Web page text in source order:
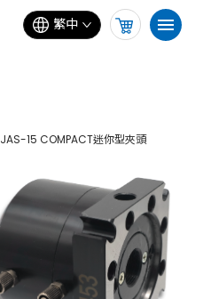
繁中
JAS-15 COMPACT迷你型夾頭